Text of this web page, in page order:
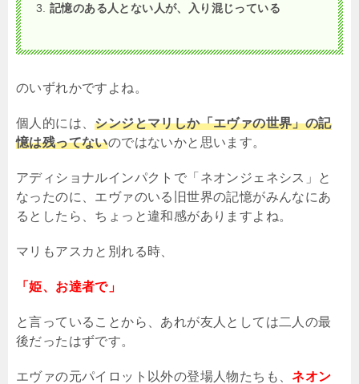
記憶のある人とない人が、入り混じっている
のいずれかですよね。
個人的には、シンジとマリしか「エヴァの世界」の記
憶は残ってないのではないかと思います。
アディショナルインパクトで「ネオンジェネシス」と
なったのに、エヴァのいる旧世界の記憶がみんなにあ
るとしたら、ちょっと違和感がありますよね。
マリもアスカと別れる時、
「姫、お達者で」
と言っていることから、あれが友人としては二人の最
後だったはずです。
エヴァの元パイロット以外の登場人物たちも、ネオン